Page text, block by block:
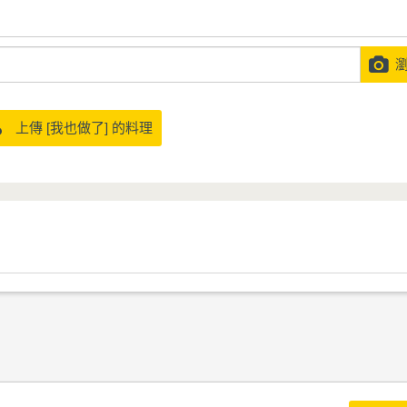
上傳 [我也做了] 的料理